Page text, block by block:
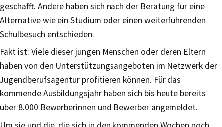
geschafft. Andere haben sich nach der Beratung für eine
Alternative wie ein Studium oder einen weiterführenden
Schulbesuch entschieden.
Fakt ist: Viele dieser jungen Menschen oder deren Eltern
haben von den Unterstützungsangeboten im Netzwerk der
Jugendberufsagentur profitieren können. Für das
kommende Ausbildungsjahr haben sich bis heute bereits
über 8.000 Bewerberinnen und Bewerber angemeldet.
Um sie und die, die sich in den kommenden Wochen noch